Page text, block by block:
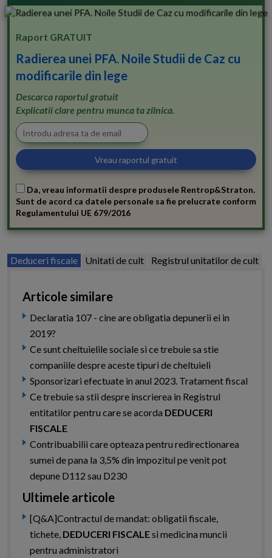
Raport GRATUIT
Radierea unei PFA. Noile Studii de Caz cu
modificarile din lege
Descarca raportul gratuit
Explicatii clare pentru munca ta zilnica.
Da, vreau informatii despre produsele Rentrop&Straton.
Sunt de acord ca datele personale sa fie prelucrate conform
Regulamentului UE 679/2016
Deduceri fiscale Unitati de cult Registrul unitatilor de cult
Articole similare
Declaratia 107 - cine are obligatia depunerii ei in
2019?
Ce sunt cheltuielile sociale si ce trebuie sa stie
companiile despre aceste tipuri de cheltuieli
Sponsorizari efectuate in anul 2023. Tratament fiscal
Ce trebuie sa stii despre inscrierea in Registrul
entitatilor pentru care se acorda DEDUCERI
FISCALE
Contribuabilii care opteaza pentru redirectionarea
sumei de pana la 3,5% din impozitul pe venit pot
depune D112 sau D230
Ultimele articole
[Q&A]Contractul de mandat: obligatii fiscale,
tichete, DEDUCERI FISCALEsi medicina muncii
pentru administratori